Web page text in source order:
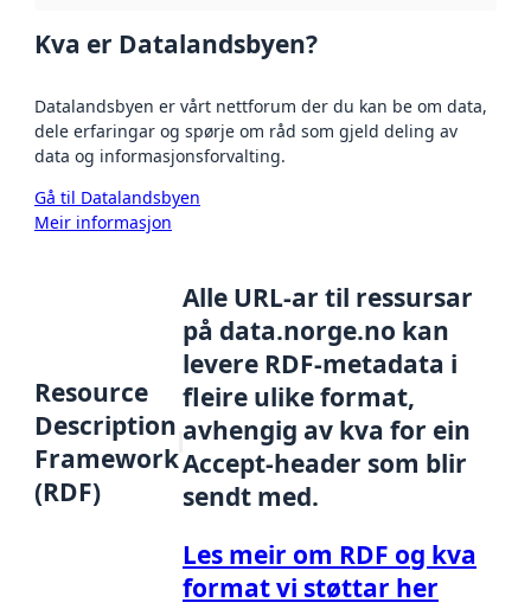
Kva er Datalandsbyen?
Datalandsbyen er vårt nettforum der du kan be om data,
dele erfaringar og spørje om råd som gjeld deling av
data og informasjonsforvalting.
Gå til Datalandsbyen
Meir informasjon
Resource
Description
Framework
(RDF)
Alle URL-ar til ressursar
på data.norge.no kan
levere RDF-metadata i
fleire ulike format,
avhengig av kva for ein
Accept-header som blir
sendt med.
Les meir om RDF og kva
format vi støttar her